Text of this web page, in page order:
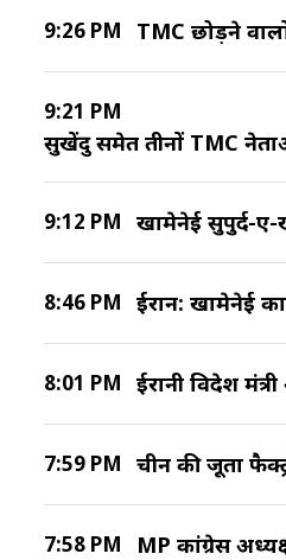
9:26 PM TMC छोड़ने
9:21 PM
सुखेंदु समेत तीनों TMC
9:12 PM खामेनेई सुपुर्द-ए-
8:46 PM ईरान: खामेनेई
8:01 PM ईरानी विदेश
7:59 PM चीन की जूता
7:58 PM MP कांग्रेस